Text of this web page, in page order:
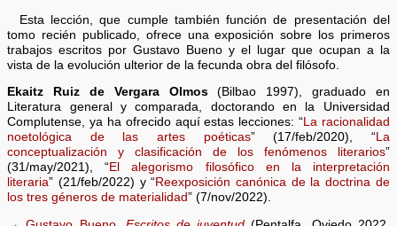
Esta lección, que cumple también función de presentación del
tomo recién publicado, ofrece una exposición sobre los primeros
trabajos escritos por Gustavo Bueno y el lugar que ocupan a la
vista de la evolución ulterior de la fecunda obra del filósofo.
Ekaitz Ruiz de Vergara Olmos(Bilbao 1997), graduado en
Literatura general y comparada, doctorando en la Universidad
Complutense, ya ha ofrecido aquí estas lecciones: “La racionalidad
noetológica de las artes poéticas” (17/feb/2020), “La
conceptualización y clasificación de los fenómenos literarios”
(31/may/2021), “El alegorismo filosófico en la interpretación
literaria” (21/feb/2022) y “Reexposición canónica de la doctrina de
los tres géneros de materialidad” (7/nov/2022).